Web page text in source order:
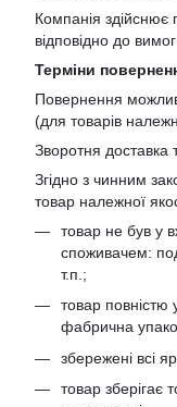
Компанія здійснює
відповідно до
Терміни
Повернення
(для товарів
Зворотня доставка
Згідно з чинним
товар належної
товар не був у
споживачем:
т.п.;
товар повністю
фабрична
збережені всі
товар зберігає